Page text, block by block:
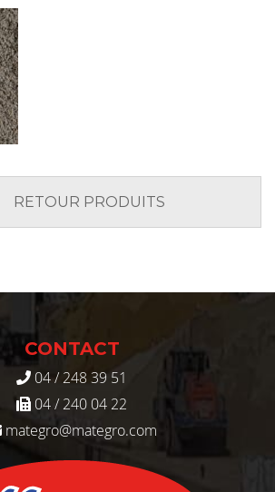
RETOUR PRODUITS
CONTACT
04 / 248 39 51
04 / 240 04 22
mategro@mategro.com